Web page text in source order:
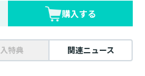
購入する
特典 関連ニュース